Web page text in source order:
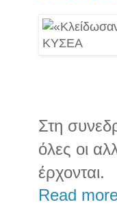
Στη
όλες οι
έρχονται.
Read